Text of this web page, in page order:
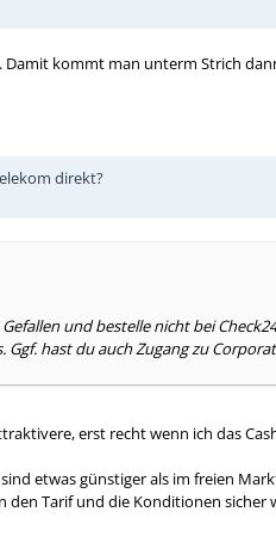
kommt man unterm Strich
direkt?
und bestelle nicht bei
hast du auch Zugang zu
erst recht wenn ich das
etwas günstiger als im freien
Tarif und die Konditionen